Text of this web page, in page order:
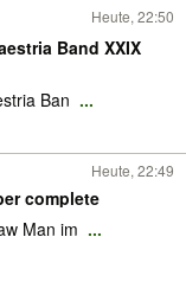
Heute, 22:50
Band XXIX
Ban ...
Heute, 22:49
complete
Man im ...